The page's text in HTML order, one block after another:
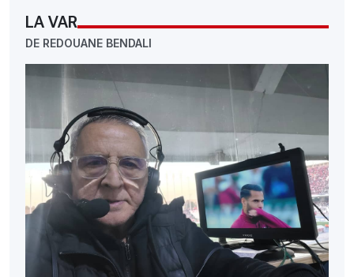
LA VAR
DE REDOUANE BENDALI